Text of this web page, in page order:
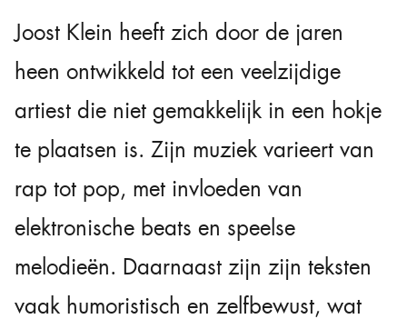
Joost Klein heeft zich door de jaren
heen ontwikkeld tot een veelzijdige
artiest die niet gemakkelijk in een hokje
te plaatsen is. Zijn muziek varieert van
rap tot pop, met invloeden van
elektronische beats en speelse
melodieën. Daarnaast zijn zijn teksten
vaak humoristisch en zelfbewust, wat